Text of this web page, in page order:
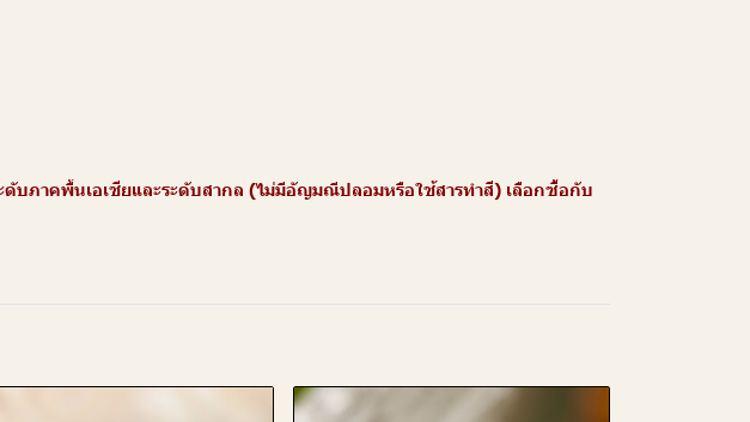
ภาคพื้นเอเชียและระดับสากล (ไม่มีอัญมณีปลอมหรือใช้สารทำสี) เลือกซื้อกับ